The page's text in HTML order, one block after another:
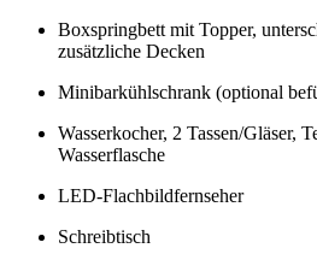
Boxspringbett mit Topper,
zusätzliche Decken
Minibarkühlschrank (optional
Wasserkocher, 2 Tassen/Gläser,
Wasserflasche
LED-Flachbildfernseher
Schreibtisch